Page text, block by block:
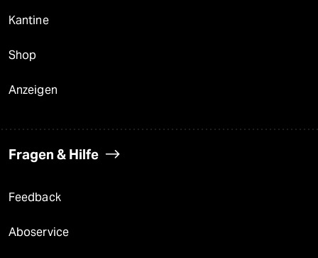
Kantine
Shop
Anzeigen
Fragen & Hilfe
Feedback
Aboservice